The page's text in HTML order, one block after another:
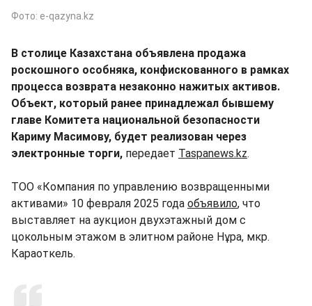
Фото: e-qazyna.kz
В столице Казахстана объявлена продажа
роскошного особняка, конфискованного в рамках
процесса возврата незаконно нажитых активов.
Объект, который ранее принадлежал бывшему
главе Комитета национальной безопасности
Кариму Масимову, будет реализован через
электронные торги, передает Taspanews.kz.
ТОО «Компания по управлению возвращенными
активами» 10 февраля 2025 года объявило, что
выставляет на аукцион двухэтажный дом с
цокольным этажом в элитном районе Нұра, мкр.
Караоткель.